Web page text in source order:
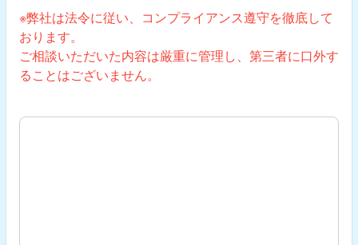
※弊社は法令に従い、コンプライアンス遵守を徹底して
おります。
ご相談いただいた内容は厳重に管理し、第三者に口外す
ることはございません。
ご相談内容（採用の方もこちらへお書きください）